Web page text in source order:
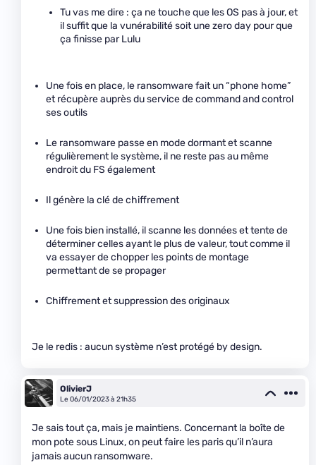
Tu vas me dire : ça ne touche que les OS pas à jour, et
il suffit que la vunérabilité soit une zero day pour que
ça finisse par Lulu
Une fois en place, le ransomware fait un “phone home”
et récupère auprès du service de command and control
ses outils
Le ransomware passe en mode dormant et scanne
régulièrement le système, il ne reste pas au même
endroit du FS également
Il génère la clé de chiffrement
Une fois bien installé, il scanne les données et tente de
déterminer celles ayant le plus de valeur, tout comme il
va essayer de chopper les points de montage
permettant de se propager
Chiffrement et suppression des originaux
Je le redis : aucun système n’est protégé by design.
OlivierJ
Le 06/01/2023 à 21h35
Je sais tout ça, mais je maintiens. Concernant la boîte de
mon pote sous Linux, on peut faire les paris qu’il n’aura
jamais aucun ransomware.